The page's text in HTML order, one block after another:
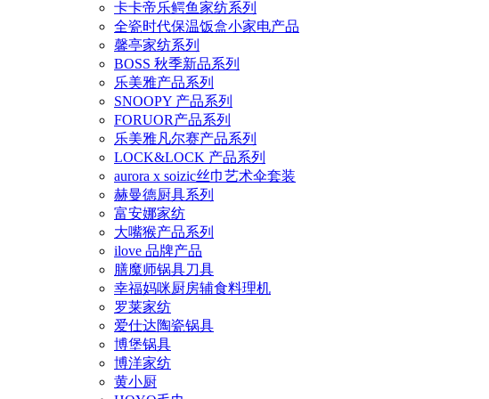
卡卡帝乐鳄鱼家纺系列
全瓷时代保温饭盒小家电产品
馨亭家纺系列
BOSS 秋季新品系列
乐美雅产品系列
SNOOPY 产品系列
FORUOR产品系列
乐美雅凡尔赛产品系列
LOCK&LOCK 产品系列
aurora x soizic丝巾艺术伞套装
赫曼德厨具系列
富安娜家纺
大嘴猴产品系列
ilove 品牌产品
膳魔师锅具刀具
幸福妈咪厨房辅食料理机
罗莱家纺
爱仕达陶瓷锅具
博堡锅具
博洋家纺
黄小厨